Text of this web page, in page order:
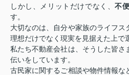
しかし、メリットだけでなく、不
す。
大切なのは、自分や家族のライフス
理想だけでなく現実を見据えた上で
私たち不動産会社は、そうした皆さ
伝いをしています。
古民家に関するご相談や物件情報な